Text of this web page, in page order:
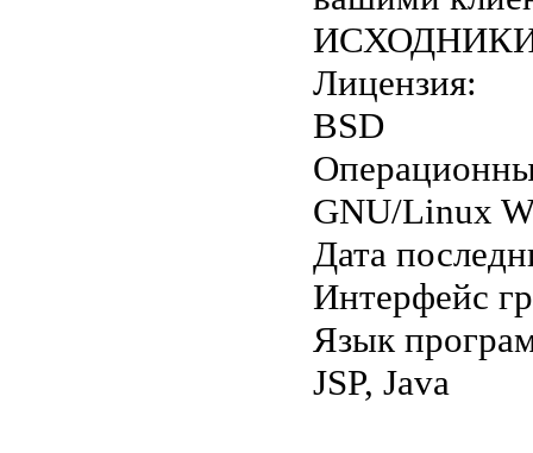
Лицензия:
BSD
GNU/Linux
Дата
Интерфейс
Язык
JSP, Java